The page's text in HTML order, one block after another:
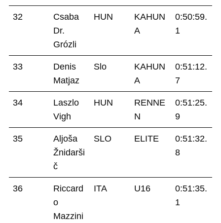
32
Csaba
Dr.
Grózli
HUN
KAHUN
A
0:50:59.
1
33
Denis
Matjaz
Slo
KAHUN
A
0:51:12.
7
34
Laszlo
Vigh
HUN
RENNE
N
0:51:25.
9
35
Aljoša
Žnidarši
č
SLO ELITE
0:51:32.
8
36
Riccard
o
Mazzini
ITA U16
0:51:35.
1